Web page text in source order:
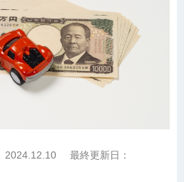
2024.12.10
最終更新日：